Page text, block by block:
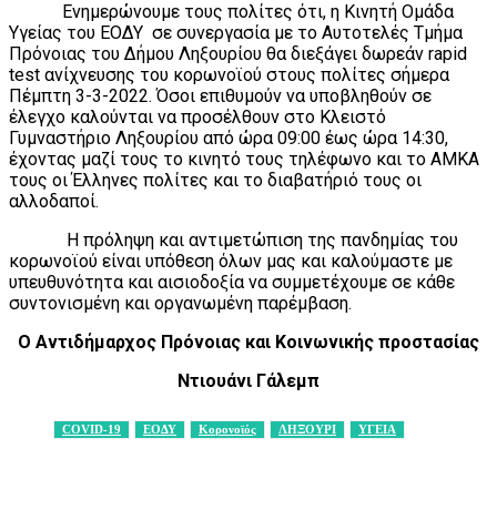
Ενημερώνουμε τους πολίτες ότι, η Κινητή Ομάδα
Υγείας του ΕΟΔΥ σε συνεργασία με το Αυτοτελές Τμήμα
Πρόνοιας του Δήμου Ληξουρίου θα διεξάγει δωρεάν rapid
test ανίχνευσης του κορωνοϊού στους πολίτες σήμερα
Πέμπτη 3-3-2022. Όσοι επιθυμούν να υποβληθούν σε
έλεγχο καλούνται να προσέλθουν στο Κλειστό
Γυμναστήριο Ληξουρίου από ώρα 09:00 έως ώρα 14:30,
έχοντας μαζί τους το κινητό τους τηλέφωνο και το ΑΜΚΑ
τους οι Έλληνες πολίτες και το διαβατήριό τους οι
αλλοδαποί.
Η πρόληψη και αντιμετώπιση της πανδημίας του
κορωνοϊού είναι υπόθεση όλων μας και καλούμαστε με
υπευθυνότητα και αισιοδοξία να συμμετέχουμε σε κάθε
συντονισμένη και οργανωμένη παρέμβαση.
Ο Αντιδήμαρχος Πρόνοιας και Κοινωνικής προστασίας
Ντιουάνι Γάλεμπ
COVID-19 ΕΟΔΥ Κορονοϊός ΛΗΞΟΥΡΙ ΥΓΕΙΑ